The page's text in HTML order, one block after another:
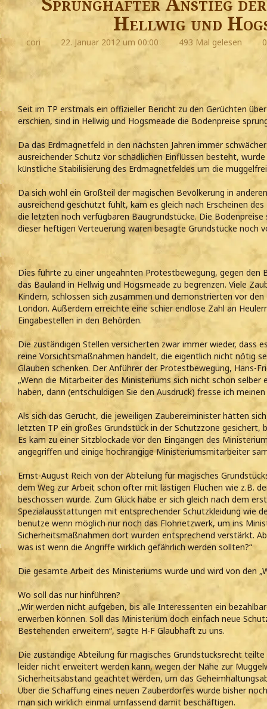
Hellwig und
cori 22. Januar 2012 um 00:00 493 Mal gelesen
Seit im TP erstmals ein offizieller Bericht zu den Gerüchten
erschien, sind in Hellwig und Hogsmeade die Bodenpreise
Da das Erdmagnetfeld in den nächsten Jahren immer
ausreichender Schutz vor schädlichen Einflüssen besteht,
künstliche Stabilisierung des Erdmagnetfeldes um die
Da sich wohl ein Großteil der magischen Bevölkerung in
ausreichend geschützt fühlt, kam es gleich nach Erscheinen
die letzten noch verfügbaren Baugrundstücke. Die
dieser heftigen Verteuerung waren besagte Grundstücke noch
Dies führte zu einer ungeahnten Protestbewegung, gegen den
das Bauland in Hellwig und Hogsmeade zu begrenzen. Viele
Kindern, schlossen sich zusammen und demonstrierten vor
London. Außerdem erreichte eine schier endlose Zahl an
Eingabestellen in den Behörden.
Die zuständigen Stellen versicherten zwar immer wieder, dass
reine Vorsichtsmaßnahmen handelt, die eigentlich nicht nötig
Glauben schenken. Der Anführer der Protestbewegung, Hans-
„Wenn die Mitarbeiter des Ministeriums sich nicht schon selber
haben, dann (entschuldigen Sie den Ausdruck) fresse ich meinen
Als sich das Gerücht, die jeweiligen Zaubereiminister hätten
letzten TP ein großes Grundstück in der Schutzzone
Es kam zu einer Sitzblockade vor den Eingängen des
angegriffen und einige hochrangige Ministeriumsmitarbeiter
Ernst-August Reich von der Abteilung für magisches
dem Weg zur Arbeit schon öfter mit lästigen Flüchen wie z.B.
beschossen wurde. Zum Glück habe er sich gleich nach dem
Spezialausstattungen mit entsprechender Schutzkleidung wie
benutze wenn möglich nur noch das Flohnetzwerk, um ins
Sicherheitsmaßnahmen dort wurden entsprechend verstärkt.
was ist wenn die Angriffe wirklich gefährlich werden sollten?“
Die gesamte Arbeit des Ministeriums wurde und wird von den
Wo soll das nur hinführen?
„Wir werden nicht aufgeben, bis alle Interessenten ein
erwerben können. Soll das Ministerium doch einfach neue
Bestehenden erweitern“, sagte H-F Glaubhaft zu uns.
Die zuständige Abteilung für magisches Grundstücksrecht
leider nicht erweitert werden kann, wegen der Nähe zur
Sicherheitsabstand geachtet werden, um das
Über die Schaffung eines neuen Zauberdorfes wurde bisher
man sich wirklich einmal umfassend damit beschäftigen.